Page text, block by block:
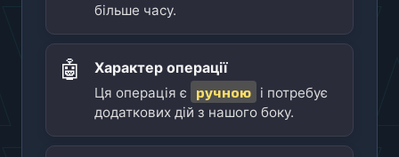
більше часу.
🤖
Характер операції
Ця операція є
ручною і потребує
додаткових дій з нашого боку.